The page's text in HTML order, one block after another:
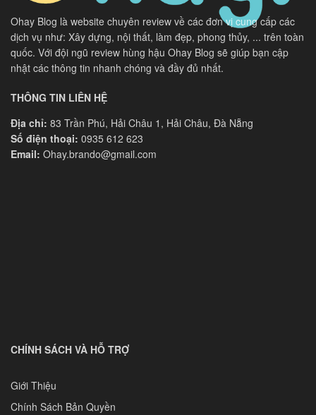
Ohay Blog là website chuyên review về các đơn vị cung cấp các
dịch vụ như: Xây dựng, nội thất, làm đẹp, phong thủy, ... trên toàn
quốc. Với đội ngũ review hùng hậu Ohay Blog sẽ giúp bạn cập
nhật các thông tin nhanh chóng và đầy đủ nhất.
THÔNG TIN LIÊN HỆ
Địa chỉ: 83 Trần Phú, Hải Châu 1, Hải Châu, Đà Nẵng
Số điện thoại: 0935 612 623
Email: Ohay.brando@gmail.com
CHÍNH SÁCH VÀ HỖ TRỢ
Giới Thiệu
Chính Sách Bản Quyền